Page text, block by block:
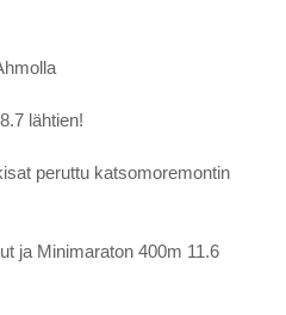
lähtien!
peruttu katsomoremontin
ja Minimaraton 400m 11.6